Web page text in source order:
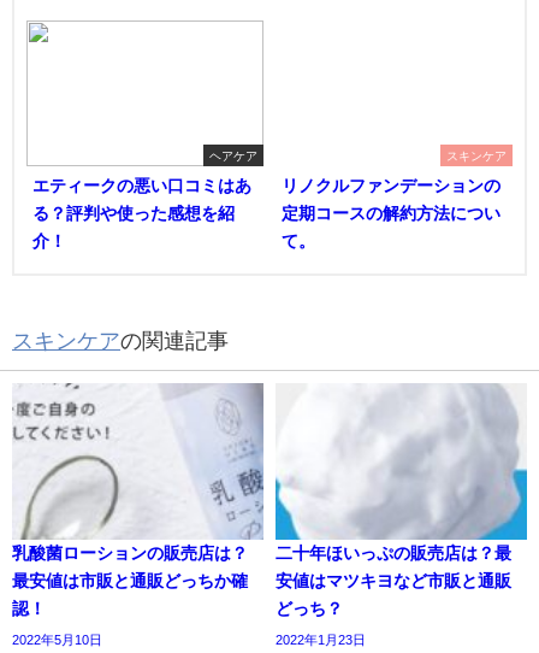
ヘアケア
エティークの悪い口コミはあ
る？評判や使った感想を紹
介！
スキンケア
リノクルファンデーションの
定期コースの解約方法につい
て。
スキンケアの関連記事
乳酸菌ローションの販売店は？
最安値は市販と通販どっちか確
認！
2022年5月10日
二十年ほいっぷの販売店は？最
安値はマツキヨなど市販と通販
どっち？
2022年1月23日